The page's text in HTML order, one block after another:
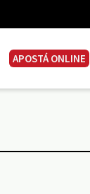
APOSTÁ ONLINE